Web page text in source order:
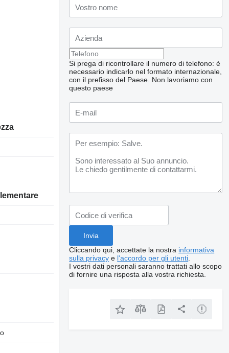
Si prega di ricontrollare il numero di telefono: è
necessario indicarlo nel formato internazionale,
con il prefisso del Paese. Non lavoriamo con
questo paese
Cliccando qui, accettate la nostra informativa
sulla privacy e l'accordo per gli utenti
I vostri dati personali saranno trattati allo scopo
di fornire una risposta alla vostra richiesta.